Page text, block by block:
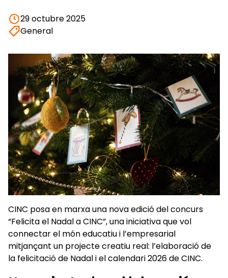
29 octubre 2025
General
CINC posa en marxa una nova edició del concurs
“Felicita el Nadal a CINC”, una iniciativa que vol
connectar el món educatiu i l’empresarial
mitjançant un projecte creatiu real: l’elaboració de
la felicitació de Nadal i el calendari 2026 de CINC.